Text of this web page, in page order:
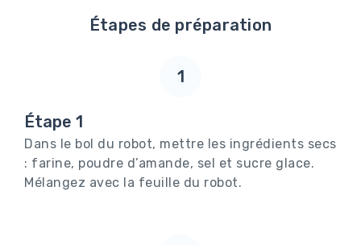
Étapes de préparation
1
Étape 1
Dans le bol du robot, mettre les ingrédients secs
: farine, poudre d’amande, sel et sucre glace.
Mélangez avec la feuille du robot.